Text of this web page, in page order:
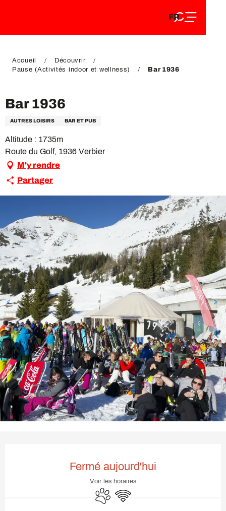
DE
FR
EN
Accueil
Découvrir
Pause (Activités indoor et wellness)
Bar 1936
Bar 1936
AUTRES LOISIRS BAR ET PUB
Altitude : 1735m
Route du Golf, 1936 Verbier
M'y rendre
Partager
Fermé aujourd'hui
Voir les horaires
Animaux acceptés
WiFi